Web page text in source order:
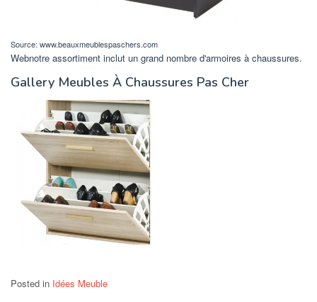
Source: www.beauxmeublespaschers.com
Webnotre assortiment inclut un grand nombre d'armoires à chaussures.
Gallery Meubles À Chaussures Pas Cher
Posted in Idées Meuble